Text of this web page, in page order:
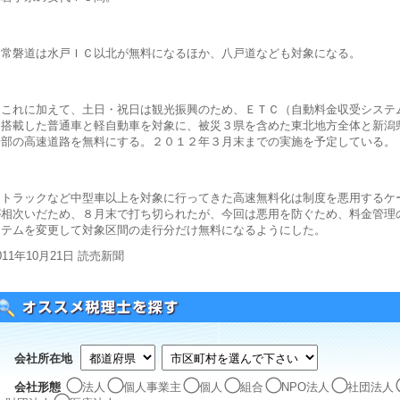
道は水戸ＩＣ以北が無料になるほか、八戸道なども対象になる。
に加えて、土日・祝日は観光振興のため、ＥＴＣ（自動料金収受システ
載した普通車と軽自動車を対象に、被災３県を含めた東北地方全体と新潟
の高速道路を無料にする。２０１２年３月末までの実施を予定している。
ックなど中型車以上を対象に行ってきた高速無料化は制度を悪用するケ
次いだため、８月末で打ち切られたが、今回は悪用を防ぐため、料金管理
ムを変更して対象区間の走行分だけ無料になるようにした。
年10月21日 読売新聞
会社所在地
会社形態 法人 個人事業主 個人 組合 NPO法人
社団法人